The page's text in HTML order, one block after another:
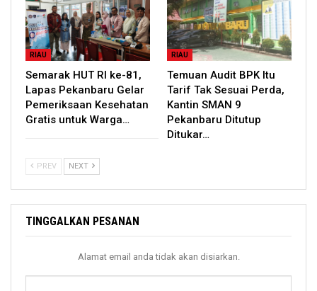
RIAU
Semarak HUT RI ke-81,
Lapas Pekanbaru Gelar
Pemeriksaan Kesehatan
Gratis untuk Warga…
RIAU
Temuan Audit BPK Itu
Tarif Tak Sesuai Perda,
Kantin SMAN 9
Pekanbaru Ditutup
Ditukar…
PREV NEXT
TINGGALKAN PESANAN
Alamat email anda tidak akan disiarkan.